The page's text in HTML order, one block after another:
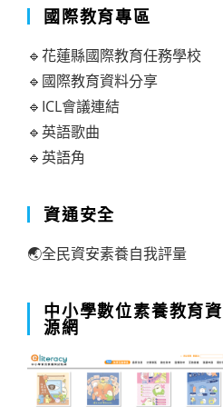
國際教育專區
🔹花蓮縣國際教育任務學校
🔹國際教育資料分享
🔹ICL會議連結
🔹英語歌曲
🔹英語角
資通安全
🌏全民資安素養自我評量
中小學數位素養教育資
源網